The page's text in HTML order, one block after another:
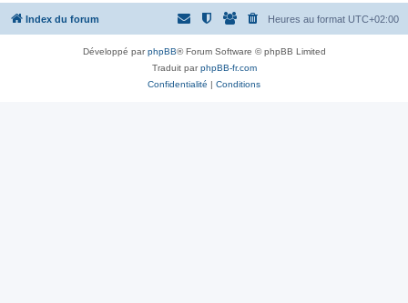
Index du forum Heures au format UTC+02:00
Développé parphpBB® Forum Software © phpBB Limited
Traduit parphpBB-fr.com
Confidentialité | Conditions